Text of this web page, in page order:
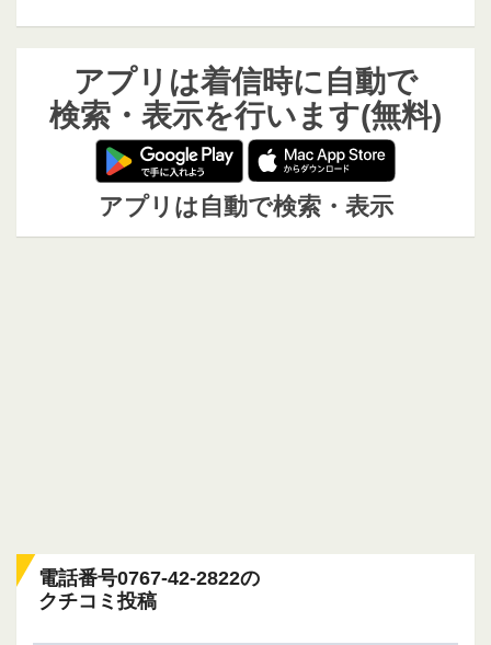
アプリは着信時に自動で
検索・表示を行います(無料)
アプリは自動で検索・表示
電話番号0767-42-2822の
クチコミ投稿